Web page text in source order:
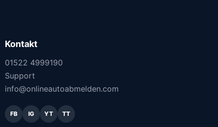
Kontakt
01522 4999190
Support
info@onlineautoabmelden.com
FB IG YT TT